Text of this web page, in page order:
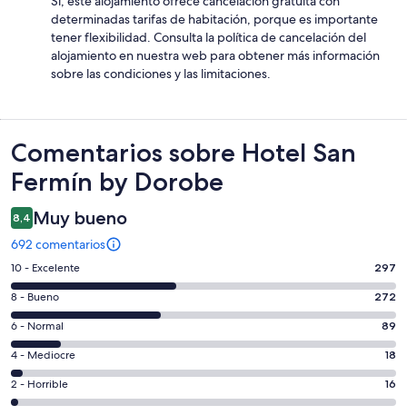
determinadas tarifas de habitación, porque es importante
tener flexibilidad. Consulta la política de cancelación del
alojamiento en nuestra web para obtener más información
sobre las condiciones y las limitaciones.
Comentarios
Comentarios sobre Hotel San
Fermín by Dorobe
8,4 Muy bueno
692 comentarios
297
comentarios
de
un
total
de
692
con
10 - Excelente 297
272
comentarios
de
un
total
de
8 - Bueno 272
89
comentarios
de
un
total
6 - Normal 89
18
comentarios
de
4 - Mediocre 18
16
comentarios
2 - Horrible 16